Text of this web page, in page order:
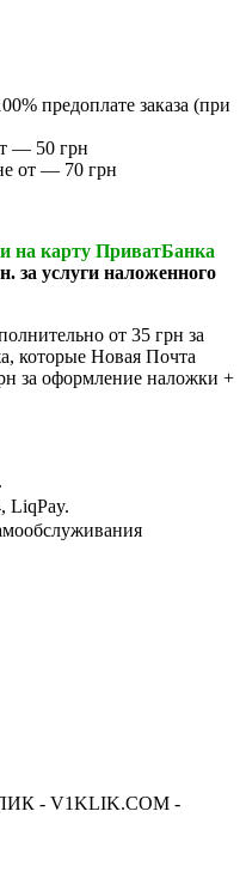
предоплате заказа (при
— 50 грн
от — 70 грн
на карту ПриватБанка
за услуги наложенного
от 35 грн за
которые Новая Почта
за оформление наложки +
LiqPay.
- V1KLIK.COM -